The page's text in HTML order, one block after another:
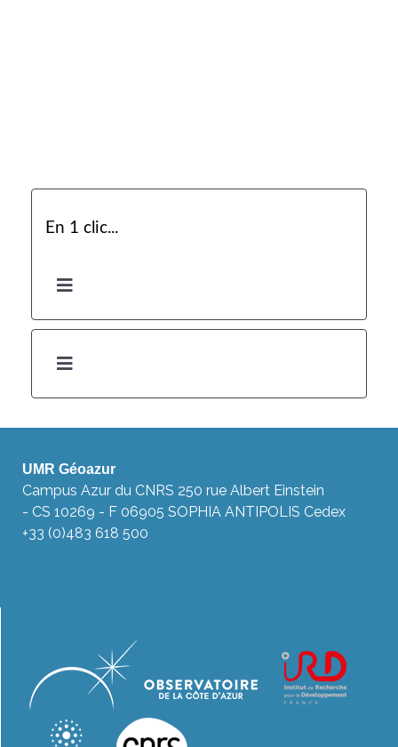
En 1 clic...
UMR Géoazur
Campus Azur du CNRS 250 rue Albert Einstein
- CS 10269 - F 06905 SOPHIA ANTIPOLIS Cedex
+33 (0)483 618 500